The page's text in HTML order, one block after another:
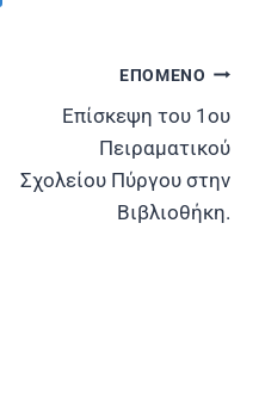
ΕΠΟΜΕΝΟ
Επίσκεψη του 1ου
Πειραματικού
Σχολείου Πύργου στην
Βιβλιοθήκη.